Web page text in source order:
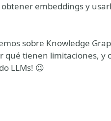
embeddings y
sobre Knowledge
tienen limitaciones, y
LLMs! 😉